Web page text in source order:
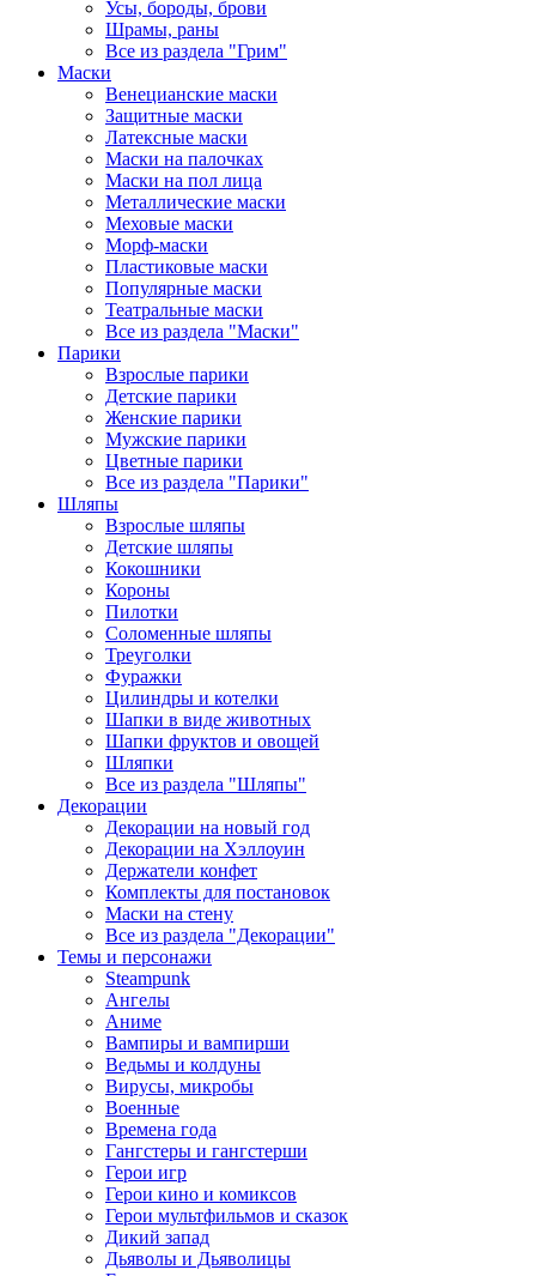
Усы, бороды, брови
Шрамы, раны
Все из раздела "Грим"
Маски
Венецианские маски
Защитные маски
Латексные маски
Маски на палочках
Маски на пол лица
Металлические маски
Меховые маски
Морф-маски
Пластиковые маски
Популярные маски
Театральные маски
Все из раздела "Маски"
Парики
Взрослые парики
Детские парики
Женские парики
Мужские парики
Цветные парики
Все из раздела "Парики"
Шляпы
Взрослые шляпы
Детские шляпы
Кокошники
Короны
Пилотки
Соломенные шляпы
Треуголки
Фуражки
Цилиндры и котелки
Шапки в виде животных
Шапки фруктов и овощей
Шляпки
Все из раздела "Шляпы"
Декорации
Декорации на новый год
Декорации на Хэллоуин
Держатели конфет
Комплекты для постановок
Маски на стену
Все из раздела "Декорации"
Темы и персонажи
Steampunk
Ангелы
Аниме
Вампиры и вампирши
Ведьмы и колдуны
Вирусы, микробы
Военные
Времена года
Гангстеры и гангстерши
Герои игр
Герои кино и комиксов
Герои мультфильмов и сказок
Дикий запад
Дьяволы и Дьяволицы